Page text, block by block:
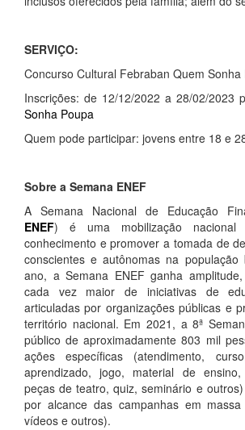
SERVIÇO:
Concurso Cultural Febraban Quem Sonha
Inscrições: de 12/12/2022 a 28/02/2023
Sonha Poupa
Quem pode participar: jovens entre 18 e
Sobre a Semana ENEF
A Semana Nacional de Educação
ENEF) é uma mobilização nacional
conhecimento e promover a tomada de
conscientes e autônomas na população
ano, a Semana ENEF ganha
cada vez maior de iniciativas de
articuladas por organizações públicas e
território nacional. Em 2021, a 8ª
público de aproximadamente 803 mil
ações específicas (atendimento,
aprendizado, jogo, material de
peças de teatro, quiz, seminário e
por alcance das campanhas em
vídeos e outros).